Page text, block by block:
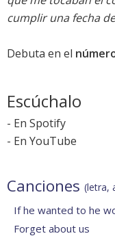
cumplir una fecha
Debuta en el
Escúchalo
- En Spotify
- En YouTube
Canciones (letra,
If he wanted to he
Forget about us